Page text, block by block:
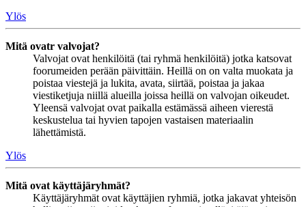
Ylös
Mitä ovatr valvojat?
Valvojat ovat henkilöitä (tai ryhmä henkilöitä) jotka katsovat
foorumeiden perään päivittäin. Heillä on on valta muokata ja
poistaa viestejä ja lukita, avata, siirtää, poistaa ja jakaa
viestiketjuja niillä alueilla joissa heillä on valvojan oikeudet.
Yleensä valvojat ovat paikalla estämässä aiheen vierestä
keskustelua tai hyvien tapojen vastaisen materiaalin
lähettämistä.
Ylös
Mitä ovat käyttäjäryhmät?
Käyttäjäryhmät ovat käyttäjien ryhmiä, jotka jakavat yhteisön